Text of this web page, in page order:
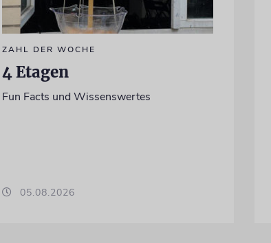
ZAHL DER WOCHE
4 Etagen
Fun Facts und Wissenswertes
05.08.2026